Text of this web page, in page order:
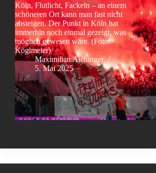
Köln, Flutlicht, Fackeln – an einem
schöneren Ort kann man fast nicht
absteigen. Der Punkt in Köln hat
immerhin noch einmal gezeigt, was
möglich gewesen wäre. (Foto:
Köglmeier)
Maximilian Aichinger
5. Mai 2025